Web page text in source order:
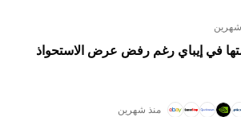
في إيباي رغم رفض عرض الاستحواذ
منذ شهرين